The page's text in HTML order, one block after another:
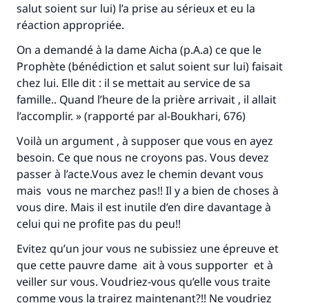
salut soient sur lui) l’a prise au sérieux et eu la
réaction appropriée.
On a demandé à la dame Aicha (p.A.a) ce que le
Prophète (bénédiction et salut soient sur lui) faisait
chez lui. Elle dit : il se mettait au service de sa
famille.. Quand l’heure de la prière arrivait , il allait
l’accomplir. » (rapporté par al-Boukhari, 676)
Voilà un argument , à supposer que vous en ayez
besoin. Ce que nous ne croyons pas. Vous devez
passer à l’acte.Vous avez le chemin devant vous
mais vous ne marchez pas!! Il y a bien de choses à
vous dire. Mais il est inutile d’en dire davantage à
celui qui ne profite pas du peu!!
Evitez qu’un jour vous ne subissiez une épreuve et
que cette pauvre dame ait à vous supporter et à
veiller sur vous. Voudriez-vous qu’elle vous traite
comme vous la trairez maintenant?!! Ne voudriez